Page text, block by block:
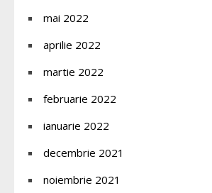
mai 2022
aprilie 2022
martie 2022
februarie 2022
ianuarie 2022
decembrie 2021
noiembrie 2021